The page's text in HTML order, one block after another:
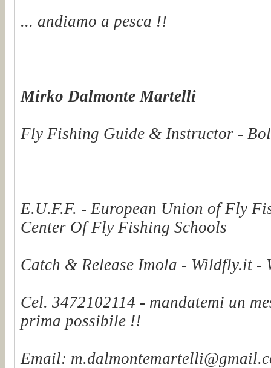
... andiamo a pesca !!
Mirko Dalmonte Martelli
Fly Fishing Guide & Instructor -
E.U.F.F. - European Union of Fly
Center Of Fly Fishing Schools
Catch & Release Imola - Wildfly.it
Cel. 3472102114 - mandatemi un
prima possibile !!
Email: